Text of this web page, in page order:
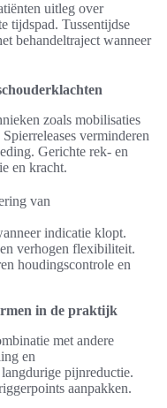
uitleg over
tijdspad. Tussentijdse
behandeltraject wanneer
zoals mobilisaties
verminderen
Gerichte rek- en
en kracht.
van
indicatie klopt.
verhogen flexibiliteit.
houdingscontrole en
in de praktijk
met andere
en
pijnreductie.
aanpakken.